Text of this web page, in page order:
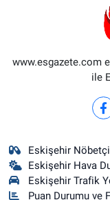
www.esgazete.com
ile
Eskişehir
Eskişehir Hava
Eskişehir Trafik
Puan Durumu ve